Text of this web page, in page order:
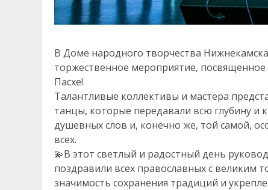
В Доме народного творчества
торжественное мероприятие,
Пасхе!
Талантливые коллективы и мастера
танцы, которые передавали всю глубину и
душевных слов и, конечно же, той самой,
всех.
💫В этот светлый и радостный день
поздравили всех православных с великим
значимость сохранения традиций и